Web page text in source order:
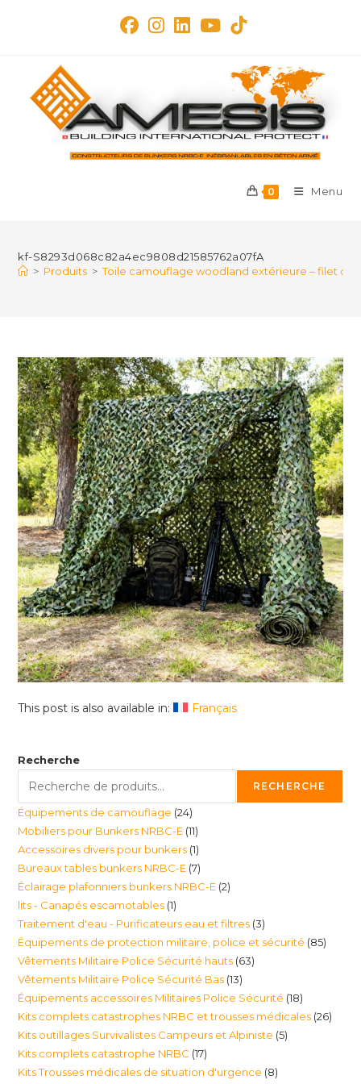
0 Menu
kf-S8293d068c82a4ec9808d21585762a07fA
> Produits > Toile camouflage woodland extérieure – filet
This post is also available in: Français
Recherche
RECHERCHE
Équipements de camouflage 2424
produits
Mobiliers pour Bunkers NRBC-E 1111
produits
Accessoires divers pour bunkers 11
produit
Bureaux tables bunkers NRBC-E 77
produits
Éclairage plafonniers bunkers NRBC-E 22
lits - Canapés escamotables 11
produit
Traitement d'eau - Purificateurs eau et filtres 33
produits
Équipements de protection militaire, police et sécurité 8585
Vêtements Militaire Police Sécurité hauts 6363
Vêtements Militaire Police Sécurité Bas 1313
produits
Équipements accessoires Militaires Police Sécurité 1818
produits
Kits complets catastrophes NRBC et trousses médicales 2626
Kits outillages Survivalistes Campeurs et Alpiniste 55
Kits complets catastrophe NRBC 1717
produits
Kits Trousses médicales de situation d'urgence 88